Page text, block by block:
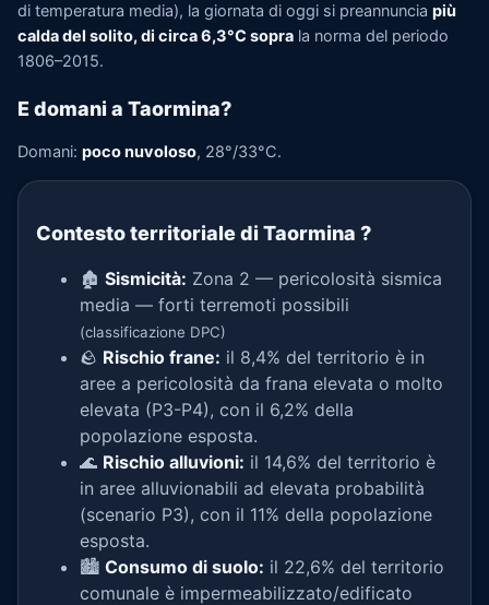
di temperatura media), la giornata di oggi si preannuncia più
calda del solito, di circa 6,3°C sopra la norma del periodo
1806–2015.
E domani a Taormina?
Domani: poco nuvoloso, 28°/33°C.
Contesto territoriale di Taormina ?
🏚️ Sismicità: Zona 2 — pericolosità sismica
media — forti terremoti possibili
(classificazione DPC)
🪨 Rischio frane: il 8,4% del territorio è in
aree a pericolosità da frana elevata o molto
elevata (P3-P4), con il 6,2% della
popolazione esposta.
🌊 Rischio alluvioni: il 14,6% del territorio è
in aree alluvionabili ad elevata probabilità
(scenario P3), con il 11% della popolazione
esposta.
🏙️ Consumo di suolo: il 22,6% del territorio
comunale è impermeabilizzato/edificato